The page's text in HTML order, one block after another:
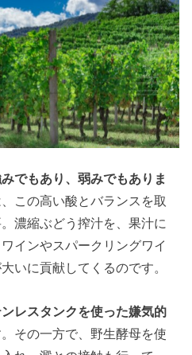
でもあり、弱みでもありま
この高い酸とバランスを取
濃縮ぶどう搾汁を、果汁に
インやスパークリングワイ
いに貢献してくるのです。
ンレスタンクを使った嫌気的
その一方で、野生酵母を使